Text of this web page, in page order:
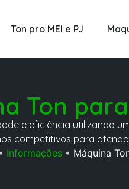
Ton pro MEI e PJ
Ton
e eficiência utilizando
competitivos para
• Informações • Máquina